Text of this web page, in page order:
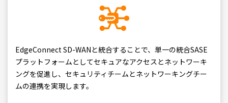
EdgeConnect SD-WANと統合することで、単一の統合SASE
プラットフォームとしてセキュアなアクセスとネットワーキ
ングを促進し、セキュリティチームとネットワーキングチー
ムの連携を実現します。